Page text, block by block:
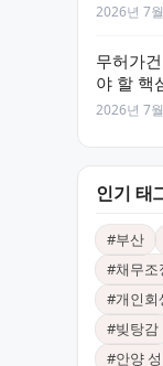
2026년 7
무허가
야 할 핵
2026년 7
인기 태
#부산
#채무조
#개인회
#빚탕감
#안양